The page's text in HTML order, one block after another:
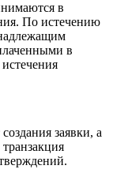
в
По истечению
в
заявки, а